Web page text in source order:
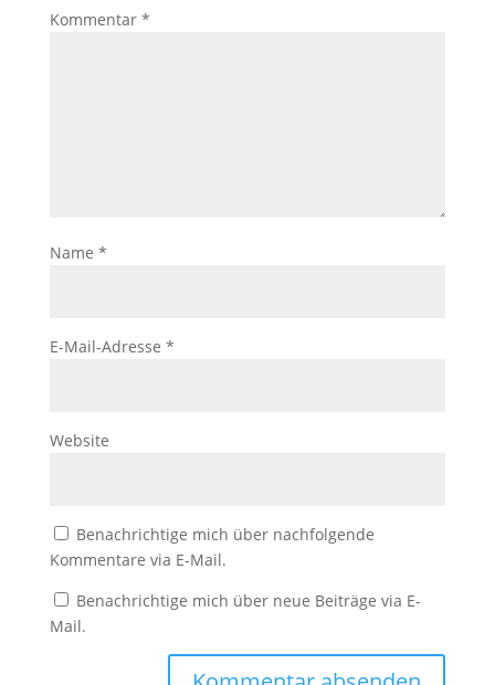
Kommentar *
Name *
E-Mail-Adresse *
Website
Benachrichtige mich über nachfolgende
Kommentare via E-Mail.
Benachrichtige mich über neue Beiträge via E-
Mail.